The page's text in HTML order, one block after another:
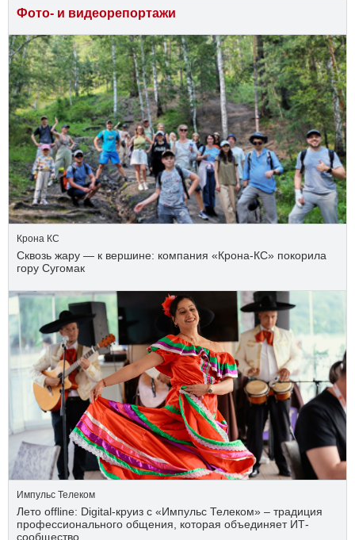
Фото- и видеорепортажи
Крона КС
Сквозь жару — к вершине: компания «Крона‑КС» покорила
гору Сугомак
Импульс Телеком
Лето offline: Digital-круиз с «Импульс Телеком» – традиция
профессионального общения, которая объединяет ИТ-
сообщество